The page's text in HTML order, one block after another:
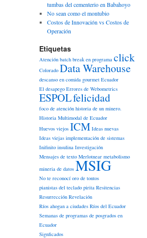
tumbas del cementerio en Babahoyo
No sean como el montubio
Costos de Innovación vs Costos de
Operación
Etiquetas
Atención batch break en programa click
Colorado Data Warehouse
descanso en comida gourmet Ecuador
El desapego Errores de Webometrics
ESPOLfelicidad
foco de atención historia de un minero.
Historia Multimodal de Ecuador
Huevos viejos ICM Ideas nuevas
Ideas viejas implementación de sistemas
Inifinito insulina Investigación
Mensajes de texto Merlotnear metabolismo
mineria de datos MSIG
No te reconocí oro de tontos
pianistas del teclado pirita Resitencias
Resurrección Revelación
Ríos ahogan a ciudades Ríos del Ecuador
Semanas de programas de posgrados en
Ecuador
Signficados